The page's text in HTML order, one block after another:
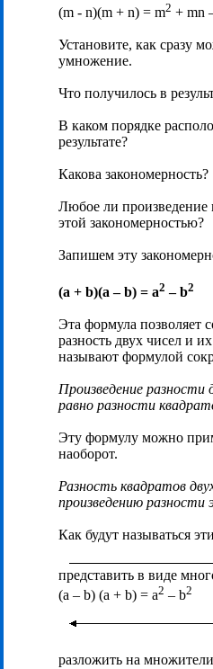
(m - n)(m + n) = m2 + mn
Установите, как сразу
умножение.
Что получилось в
В каком порядке
результате?
Какова закономерность?
Любое ли произведение
этой закономерностью?
Запишем эту
(a + b)(a – b) = a2 – b2
Эта формула позволяет
разность двух чисел и
называют формулой
Произведение разности
равно разности
Эту формулу можно
наоборот.
Разность квадратов
произведению разности
Как будут называться
представить в виде
(a – b) (a + b) = a2 – b2
разложить на множители